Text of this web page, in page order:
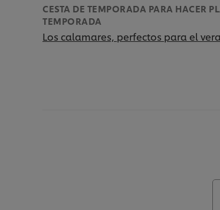
CESTA DE TEMPORADA PARA HACER
TEMPORADA
Los calamares, perfectos para el